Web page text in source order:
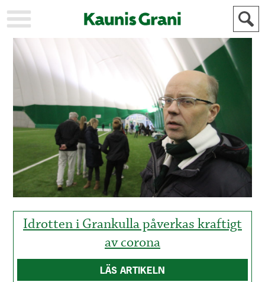
KAUPUNKI
AJANKOHTAISTA
KULTTUURI
KULTUR
HISTORIA
HISTORIA
YLEINEN
ALLMÄN
MAINOSTAJILLE
FÖR
ANNONSÖRER
Idrotten i Grankulla påverkas kraftigt
av corona
LÄS ARTIKELN